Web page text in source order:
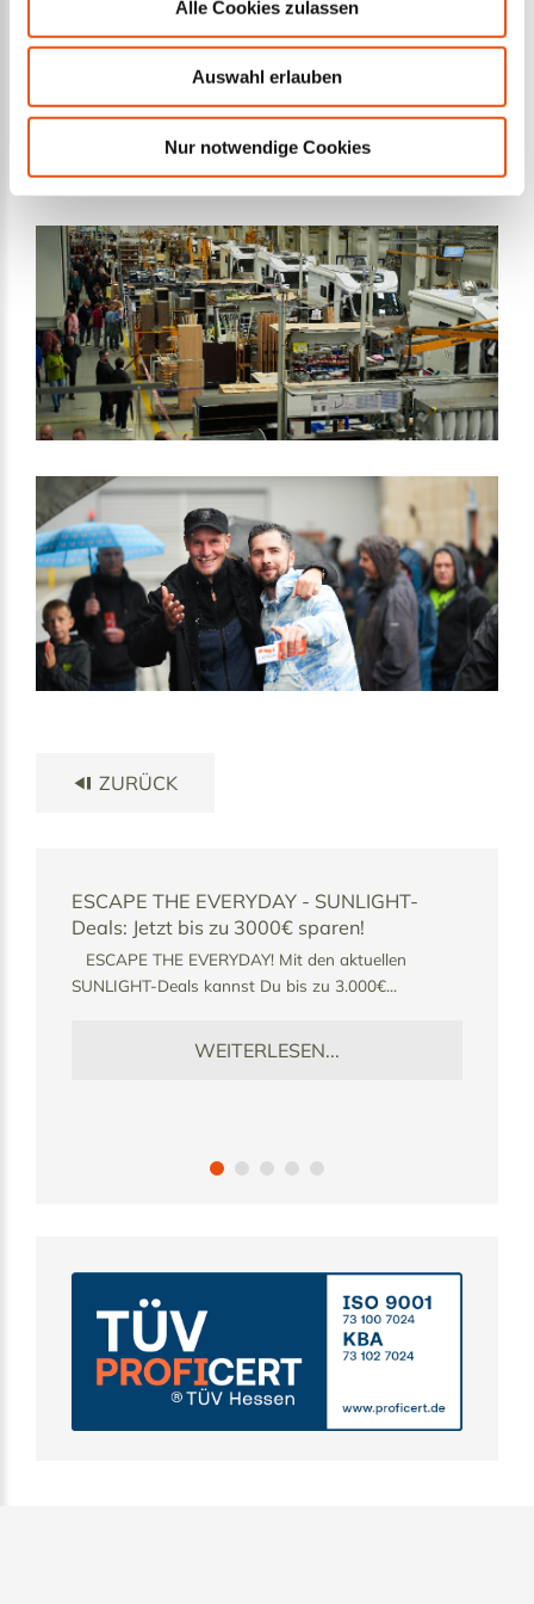
Alle Cookies zulassen
Auswahl erlauben
Nur notwendige Cookies
ZURÜCK
ESCAPE THE EVERYDAY - SUNLIGHT-
Deals: Jetzt bis zu 3000€ sparen!
ESCAPE THE EVERYDAY! Mit den aktuellen
SUNLIGHT-Deals kannst Du bis zu 3.000€...
WEITERLESEN...